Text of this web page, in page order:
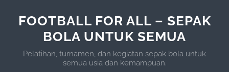
FOOTBALL FOR ALL – SEPAK
BOLA UNTUK SEMUA
Pelatihan, turnamen, dan kegiatan sepak bola untuk
semua usia dan kemampuan.